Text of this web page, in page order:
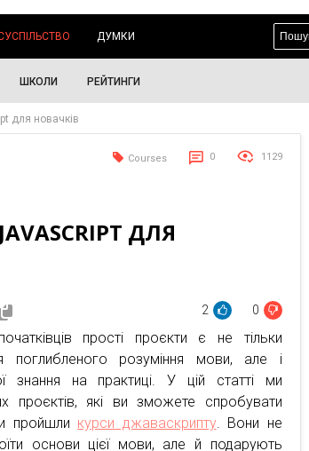
ДУМКИ
ШКОЛИ РЕЙТИНГИ
для новачків
Courses 0 1129
ДЛЯ
2 0
прості проєкти є не тільки
поглибленого розуміння мови, але і
знання на практиці. У цій статті ми
проєктів, які ви зможете спробувати
пройшли курси джаваскрипту. Вони не
основи цієї мови, але й подарують